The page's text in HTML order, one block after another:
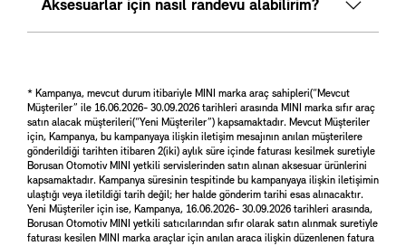
Aksesuarlar için nasıl randevu alabilirim?
* Kampanya, mevcut durum itibariyle MINI marka araç sahipleri(“Mevcut
Müşteriler” ile 16.06.2026- 30.09.2026 tarihleri arasında MINI marka sıfır araç
satın alacak müşterileri(“Yeni Müşteriler”) kapsamaktadır. Mevcut Müşteriler
için, Kampanya, bu kampanyaya ilişkin iletişim mesajının anılan müşterilere
gönderildiği tarihten itibaren 2(iki) aylık süre içinde faturası kesilmek suretiyle
Borusan Otomotiv MINI yetkili servislerinden satın alınan aksesuar ürünlerini
kapsamaktadır. Kampanya süresinin tespitinde bu kampanyaya ilişkin iletişimin
ulaştığı veya iletildiği tarih değil; her halde gönderim tarihi esas alınacaktır.
Yeni Müşteriler için ise, Kampanya, 16.06.2026- 30.09.2026 tarihleri arasında,
Borusan Otomotiv MINI yetkili satıcılarından sıfır olarak satın alınmak suretiyle
faturası kesilen MINI marka araçlar için anılan araca ilişkin düzenlenen fatura